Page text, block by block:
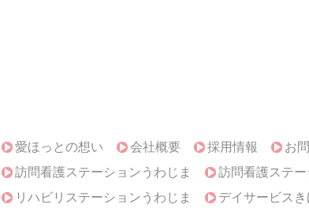
愛ほっとの想い 会社概要 採用情報
お
訪問看護ステーションうわじま
訪問看護ステ
リハビリステーションうわじま
デイサービス